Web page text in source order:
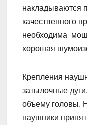
накладываются
качественного
необходима
хорошая
Крепления
затылочные
объему головы.
наушники